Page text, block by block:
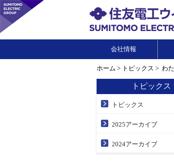
会社情報
ホーム > トピックス > わ
トピックス
トピックス
2025アーカイブ
2024アーカイブ